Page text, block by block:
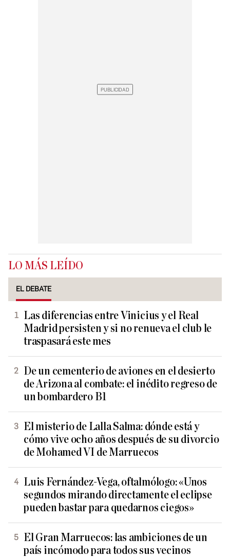
LO MÁS LEÍDO
EL DEBATE
Las diferencias entre Vinicius y el Real
Madrid persisten y si no renueva el club le
traspasará este mes
De un cementerio de aviones en el desierto
de Arizona al combate: el inédito regreso de
un bombardero B1
El misterio de Lalla Salma: dónde está y
cómo vive ocho años después de su divorcio
de Mohamed VI de Marruecos
Luis Fernández-Vega, oftalmólogo: «Unos
segundos mirando directamente el eclipse
pueden bastar para quedarnos ciegos»
El Gran Marruecos: las ambiciones de un
país incómodo para todos sus vecinos